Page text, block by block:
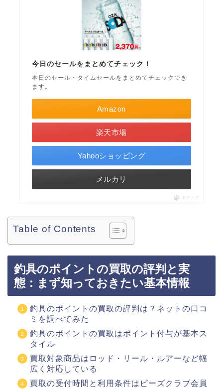
今日のセールをまとめてチェック！
本日のセール・タイムセールをまとめてチェックでき
ます。
Amazon
楽天市場
Yahooショッピング
メルカリ
ポチップ
Table of Contents
釣具のポイントの買取の評判と実
態：まず知っておきたい基本情報
釣具のポイントの買取の評判は？ネットの口コ
ミを調べてみた
釣具のポイントの買取はポイント付与が基本ス
タイル
買取対象商品はロッド・リール・ルアーなど幅
広く対応している
買取の受付時間と利用条件はピーズクラブ会員